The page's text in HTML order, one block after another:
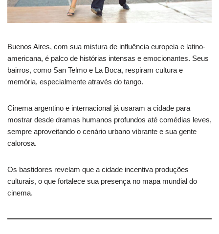
Buenos Aires, com sua mistura de influência europeia e latino-
americana, é palco de histórias intensas e emocionantes. Seus
bairros, como San Telmo e La Boca, respiram cultura e
memória, especialmente através do tango.
Cinema argentino e internacional já usaram a cidade para
mostrar desde dramas humanos profundos até comédias leves,
sempre aproveitando o cenário urbano vibrante e sua gente
calorosa.
Os bastidores revelam que a cidade incentiva produções
culturais, o que fortalece sua presença no mapa mundial do
cinema.